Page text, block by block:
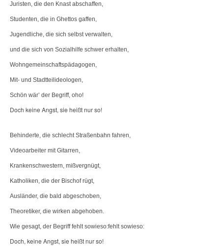
Juristen, die den Knast abschaffen,
Studenten, die in Ghettos gaffen,
Jugendliche, die sich selbst verwalten,
und die sich von Sozialhilfe schwer erhalten,
Wohngemeinschaftspädagogen,
Mit- und Stadtteilideologen,
Schön wär’ der Begriff, oho!
Doch keine Angst, sie heißt nur so!
Behinderte, die schlecht Straßenbahn fahren,
Videoarbeiter mit Gitarren,
Krankenschwestern, mißvergnügt,
Katholiken, die der Bischof rügt,
Ausländer, die bald abgeschoben,
Theoretiker, die wirken abgehoben.
Wie gesagt, der Begriff fehlt sowieso:fehlt sowieso:
Doch, keine Angst, sie heißt nur so!